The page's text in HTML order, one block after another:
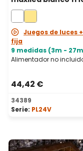
cable
prolongable
Juegos de luces
fija
9 medidas (3m -
Alimentador no
44,42 €
34389
Serie: PL24V